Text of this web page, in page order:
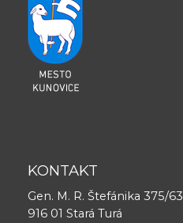
KONTAKT
Gen. M. R. Štefánika 375/63
916 01 Stará Turá